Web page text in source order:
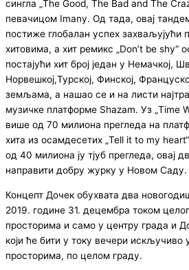
сингла „The Good, The Bad and The
певачицом Imany. Од тада, овај
постиже глобалан успех захваљујући
хитовима, а хит ремикс „Don’t be shy“
постајући хит број један у Немачкој,
Норвешкој,Турској, Финској,
земљама, а нашао се и на листи
музичке платформе Shazam. Уз „Time
више од 70 милиона прегледа на
хита из осамдесетих „Tell it to my
од 40 милиона ју тјуб прегледа, овај
направити добру журку у Новом Саду.
Концепт Дочек обухвата два
2019. године 31. децембра током
просторима и само у центру града и
који ће бити у току вечери искључиво
просторима, по целом граду.